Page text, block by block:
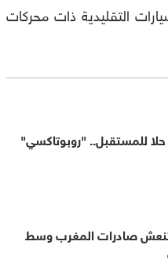
التقليدية ذات محركات
حلا للمستقبل.. "روبوتاكسي"
تنعش صادرات المغرب وسط